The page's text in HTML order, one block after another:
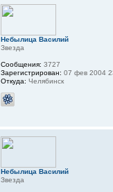
Небылица Василий
Звезда
Сообщения: 3727
Зарегистрирован: 07 фев 2004
Откуда: Челябинск
Небылица Василий
Звезда